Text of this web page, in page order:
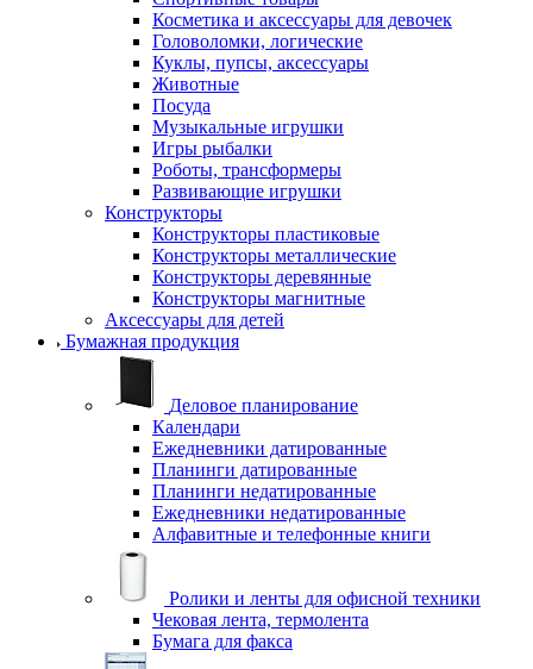
Косметика и аксессуары для девочек
Головоломки, логические
Куклы, пупсы, аксессуары
Животные
Посуда
Музыкальные игрушки
Игры рыбалки
Роботы, трансформеры
Развивающие игрушки
Конструкторы
Конструкторы пластиковые
Конструкторы металлические
Конструкторы деревянные
Конструкторы магнитные
Аксессуары для детей
Бумажная продукция
Деловое планирование
Календари
Ежедневники датированные
Планинги датированные
Планинги недатированные
Ежедневники недатированные
Алфавитные и телефонные книги
Ролики и ленты для офисной техники
Чековая лента, термолента
Бумага для факса